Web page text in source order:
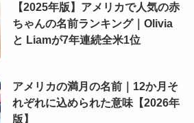
【2025年版】アメリカで人気の赤
ちゃんの名前ランキング｜Olivia
と Liamが7年連続全米1位
アメリカの満月の名前｜12か月そ
れぞれに込められた意味【2026年
版】